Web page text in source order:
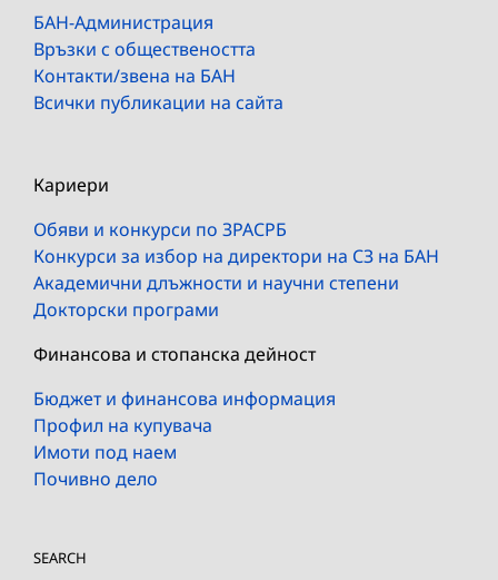
БАН-Администрация
Връзки с обществеността
Контакти/звена на БАН
Всички публикации на сайта
Кариери
Обяви и конкурси по ЗРАСРБ
Конкурси за избор на директори на СЗ на БАН
Академични длъжности и научни степени
Докторски програми
Финансова и стопанска дейност
Бюджет и финансова информация
Профил на купувача
Имоти под наем
Почивно дело
SEARCH